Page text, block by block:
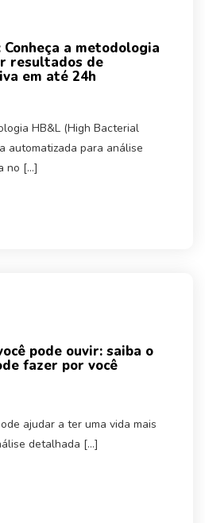
a metodologia
resultados de
em até 24h
HB&L (High Bacterial
automatizada para análise
no […]
pode ouvir: saiba o
fazer por você
ajudar a ter uma vida mais
detalhada […]